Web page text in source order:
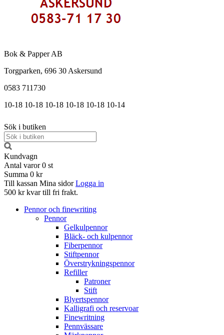
Bok & Papper AB
Torgparken, 696 30 Askersund
0583 711730
10-18 10-18 10-18 10-18 10-18 10-14
Sök i butiken
Kundvagn
Antal varor 0 st
Summa 0 kr
Till kassan Mina sidor Logga in
500 kr kvar till fri frakt.
Pennor och finewriting
Pennor
Gelkulpennor
Bläck- och kulpennor
Fiberpennor
Stiftpennor
Överstrykningspennor
Refiller
Patroner
Stift
Blyertspennor
Kalligrafi och reservoar
Finewritning
Pennvässare